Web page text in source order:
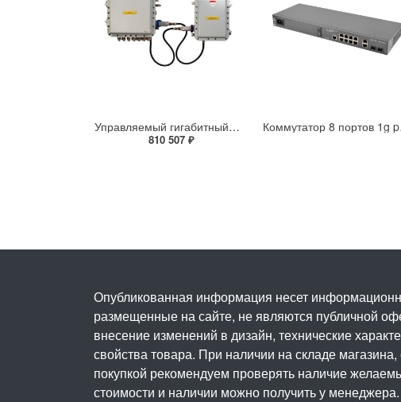
Управляемый гигабитный уличный коммутатор со встроенным источником бесперебойного питания во взрывоопасных зонах Tfortis PSW-2G6F+UPS-Ex
810 507 ₽
Опубликованная информация несет
размещенные на сайте, не являются публичной
внесение изменений в дизайн, технические
свойства товара. При наличии на складе
покупкой рекомендуем проверять наличие
стоимости и наличии можно получить у менеджера.